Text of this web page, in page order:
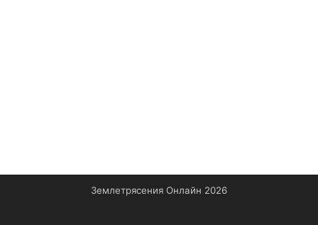
Землетрясения Онлайн 2026